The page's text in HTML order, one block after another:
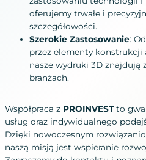
oferujemy trwałe i
szczegółowości.
Szerokie Zastosowanie:
przez elementy konstrukcji
nasze wydruki 3D znajdują
branżach.
Współpraca z PROINVESTto
usług oraz indywidualnego
Dzięki nowoczesnym
naszą misją jest wspieranie